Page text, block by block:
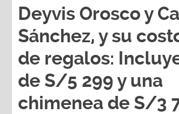
Deyvis Orosco y
Sánchez, y su
de regalos:
de S/5 299 y una
chimenea de S/3